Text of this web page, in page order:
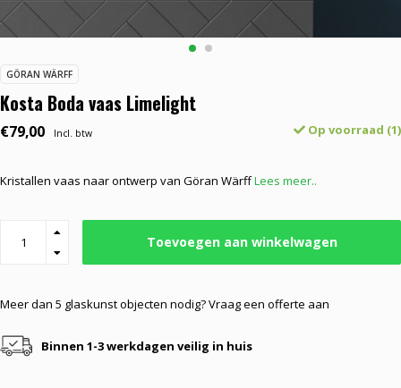
GÖRAN WÄRFF
Kosta Boda vaas Limelight
€79,00 Incl. btw Op voorraad (1)
Kristallen vaas naar ontwerp van Göran WärffLees meer..
Toevoegen aan winkelwagen
Meer dan 5 glaskunst objecten nodig? Vraag een offerte aan
Binnen 1-3 werkdagen veilig in huis